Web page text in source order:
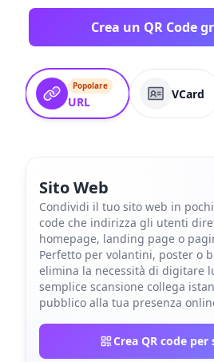
Crea un QR Code
Popolare
URL
VCard
Sito Web
Condividi il tuo sito web in
code che indirizza gli utenti
homepage, landing page o
Perfetto per volantini, poster o
elimina la necessità di digitare
semplice scansione collega
pubblico alla tua presenza
Crea QR code